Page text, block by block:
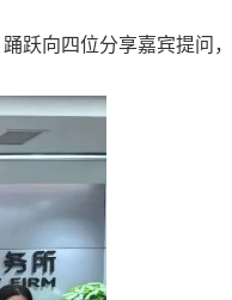
跃向四位分享嘉宾提问